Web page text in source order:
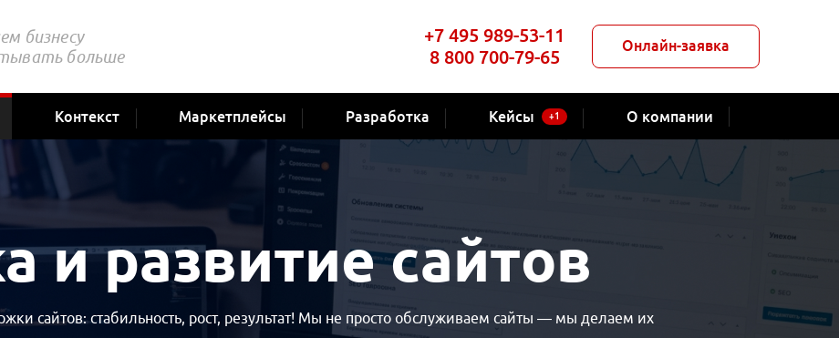
бизнесу
больше
+7 495 989-53-11
8 800 700-79-65
Онлайн-заявка
Контекст Маркетплейсы Разработка Кейсы +1 О компании
и развитие сайтов
сайтов: стабильность, рост, результат! Мы не просто обслуживаем сайты — мы делаем их